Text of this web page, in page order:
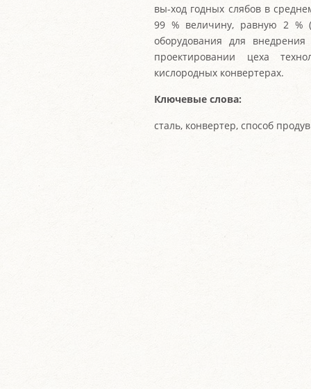
вы-ход годных слябов в
99 % величину, равную 2 %
оборудования для
проектировании цеха
кислородных конвертерах.
Ключевые слова:
сталь, конвертер, способ